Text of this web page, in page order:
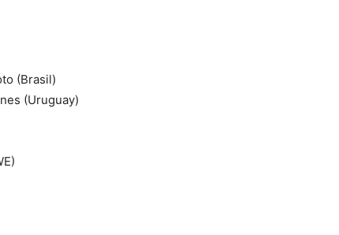
(Brasil)
(Uruguay)